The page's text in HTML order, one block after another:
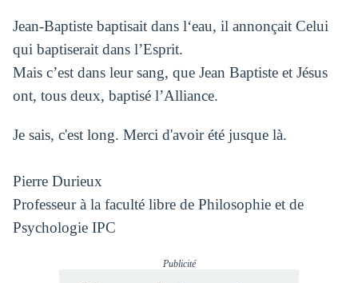
Jean-Baptiste baptisait dans l‘eau, il annonçait Celui
qui baptiserait dans l’Esprit.
Mais c’est dans leur sang, que Jean Baptiste et Jésus
ont, tous deux, baptisé l’Alliance.
Je sais, c'est long. Merci d'avoir été jusque là.
Pierre Durieux
Professeur à la faculté libre de Philosophie et de
Psychologie IPC
Publicité